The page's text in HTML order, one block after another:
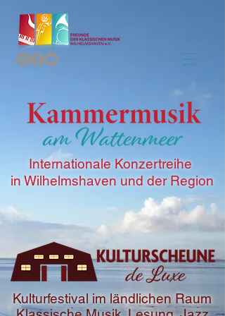
Internationale Konzertreihe
in Wilhelmshaven und der Region
Kulturfestival im ländlichen Raum